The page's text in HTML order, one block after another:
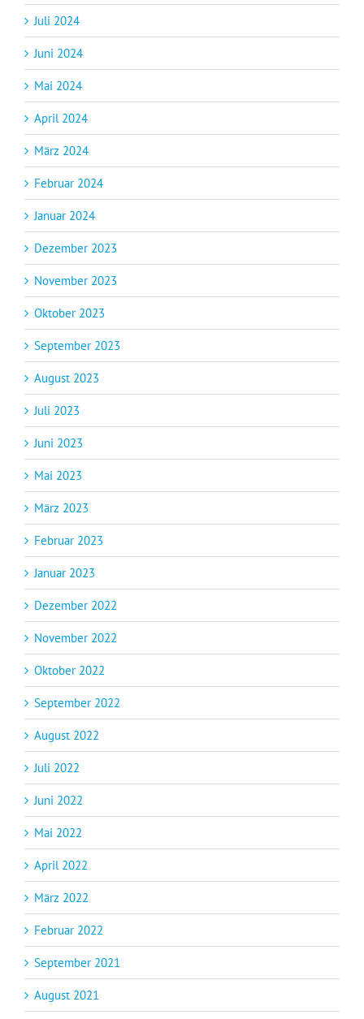
Juli 2024
Juni 2024
Mai 2024
April 2024
März 2024
Februar 2024
Januar 2024
Dezember 2023
November 2023
Oktober 2023
September 2023
August 2023
Juli 2023
Juni 2023
Mai 2023
März 2023
Februar 2023
Januar 2023
Dezember 2022
November 2022
Oktober 2022
September 2022
August 2022
Juli 2022
Juni 2022
Mai 2022
April 2022
März 2022
Februar 2022
September 2021
August 2021